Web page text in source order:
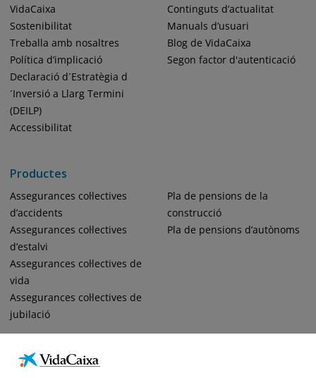
VidaCaixa
Sostenibilitat
Treballa amb nosaltres
Política d’implicació
Declaració d´Estratègia d
´Inversió a Llarg Termini
(DEILP)
Accessibilitat
Productes
Assegurances col·lectives
d’accidents
Assegurances col·lectives
d’estalvi
Assegurances col·lectives de
vida
Assegurances col·lectives de
jubilació
Pla de pensions de la
construcció
Pla de pensions d’autònoms
Continguts d’actualitat
Manuals d’usuari
Blog de VidaCaixa
Segon factor d'autenticació